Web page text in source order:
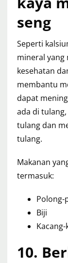
seng
Seperti
mineral yang
kesehatan
membantu
dapat
ada di
tulang dan
tulang.
Makanan
termasuk:
Polong-
Biji
10.